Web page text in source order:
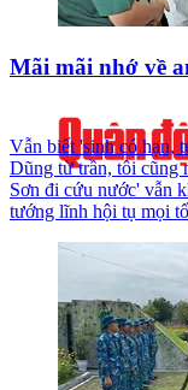
Mãi mãi nhớ về
Vẫn biết 'sinh có hạn,
Dũng từ trần, tôi cũng
Sơn đi cứu nước' vẫn
tướng lĩnh hội tụ mọi